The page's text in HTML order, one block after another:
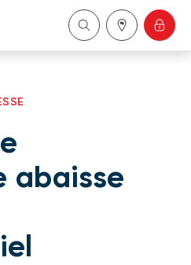
abaisse